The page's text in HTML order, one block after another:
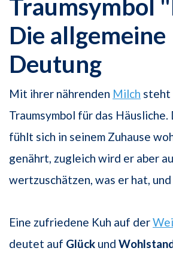
Traumsymbol
Die allgemeine
Deutung
Mit ihrer nährenden Milch steht
Traumsymbol für das Häusliche.
fühlt sich in seinem Zuhause
genährt, zugleich wird er aber
wertzuschätzen, was er hat, und
Eine zufriedene Kuh auf der
deutet auf Glück und